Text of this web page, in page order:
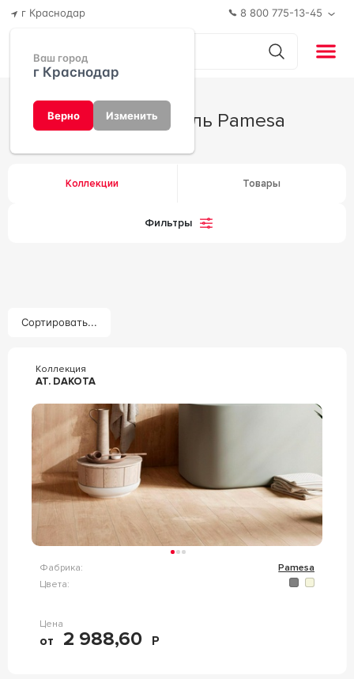
г Краснодар
Ваш город
г Краснодар
Верно Изменить
8 800 775-13-45
Производитель Pamesa
Коллекции Товары
Фильтры
Сортировать...
Коллекция
AT. DAKOTA
Фабрика:
Pamesa
Цвета:
Цена
от 2 988,60 Р